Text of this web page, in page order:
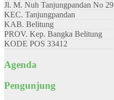
Jl. M. Nuh Tanjungpandan No 29
KEC. Tanjungpandan
KAB. Belitung
PROV. Kep. Bangka Belitung
KODE POS 33412
Agenda
Pengunjung